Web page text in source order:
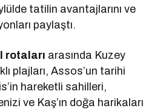
tatilin avantajlarını ve
paylaştı.
rotaları arasında Kuzey
plajları, Assos’un tarihi
hareketli sahilleri,
ve Kaş’ın doğa harikaları